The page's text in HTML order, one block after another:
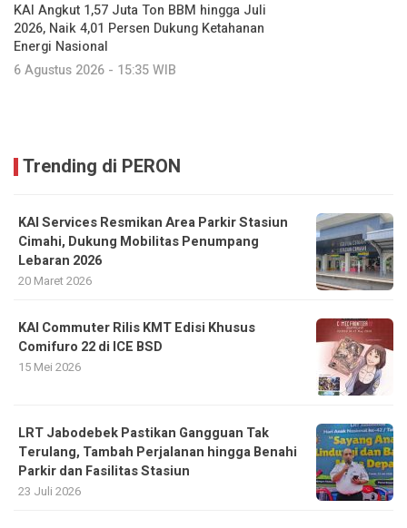
KAI Angkut 1,57 Juta Ton BBM hingga Juli
2026, Naik 4,01 Persen Dukung Ketahanan
Energi Nasional
6 Agustus 2026 - 15:35 WIB
Trending di PERON
KAI Services Resmikan Area Parkir Stasiun
Cimahi, Dukung Mobilitas Penumpang
Lebaran 2026
20 Maret 2026
KAI Commuter Rilis KMT Edisi Khusus
Comifuro 22 di ICE BSD
15 Mei 2026
LRT Jabodebek Pastikan Gangguan Tak
Terulang, Tambah Perjalanan hingga Benahi
Parkir dan Fasilitas Stasiun
23 Juli 2026